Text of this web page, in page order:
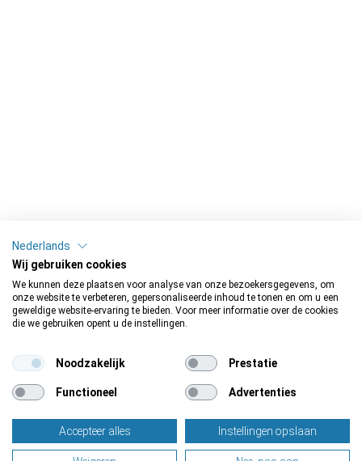
Nederlands
Wij gebruiken cookies
We kunnen deze plaatsen voor analyse van onze bezoekersgegevens, om
onze website te verbeteren, gepersonaliseerde inhoud te tonen en om u een
geweldige website-ervaring te bieden. Voor meer informatie over de cookies
die we gebruiken opent u de instellingen.
Noodzakelijk Prestatie
Functioneel Advertenties
Accepteer alles Instellingen opslaan